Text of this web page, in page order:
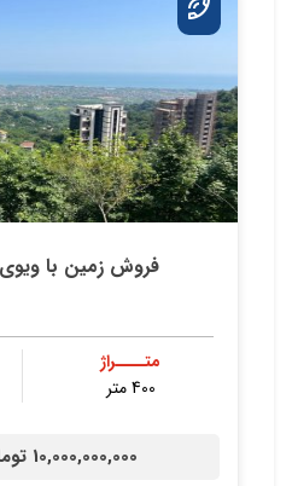
فروش زمین با
متــــراژ
400 متر
10,000,000,000 تومان /